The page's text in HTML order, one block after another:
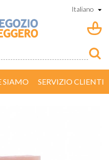
SIAMO SERVIZIO CLIENTI